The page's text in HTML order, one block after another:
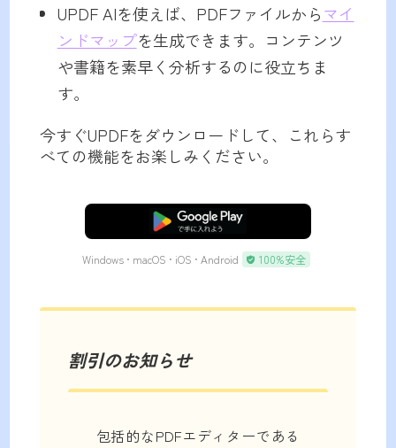
UPDF AIを使えば、PDFファイルからマイ
ンドマップを生成できます。コンテンツ
や書籍を素早く分析するのに役立ちま
す。
今すぐUPDFをダウンロードして、これらす
べての機能をお楽しみください。
無料ダウンロード
Windows • macOS • iOS • Android 100%安全
割引のお知らせ
包括的なPDFエディターである